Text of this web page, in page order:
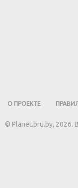
О ПРОЕКТЕ
© Planet.bru.by, 2026.